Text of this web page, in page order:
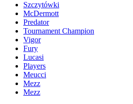
Szczytówki
McDermott
Predator
Tournament Champion
Vigor
Fury
Lucasi
Players
Meucci
Mezz
Mezz